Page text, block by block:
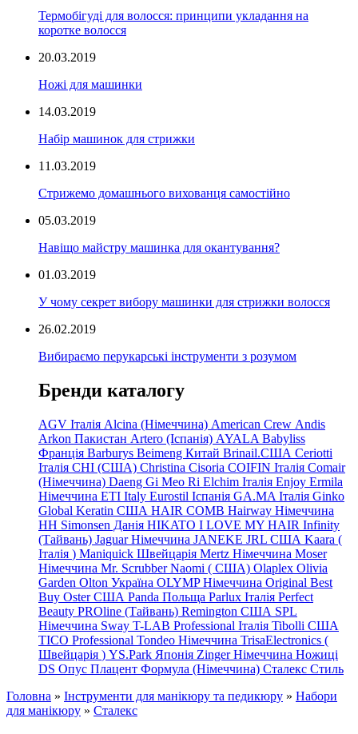
Термобігуді для волосся: принципи укладання на
коротке волосся
20.03.2019
Ножі для машинки
14.03.2019
Набір машинок для стрижки
11.03.2019
Стрижемо домашнього вихованця самостійно
05.03.2019
Навіщо майстру машинка для окантування?
01.03.2019
У чому секрет вибору машинки для стрижки волосся
26.02.2019
Вибираємо перукарські інструменти з розумом
Бренди каталогу
AGV Італія Alcina (Німеччина) American Crew Andis
Arkon Пакистан Artero (Іспанія) AYALA Babyliss
Франція Barburys Beimeng Китай Brinail.США Ceriotti
Італія CHI (США) Christina Cisoria COIFIN Італія Comair
(Німеччина) Daeng Gi Meo Ri Elchim Італія Enjoy Ermila
Німеччина ETI Italy Eurostil Іспанія GA.MA Італія Ginko
Global Keratin США HAIR COMB Hairway Німеччина
HH Simonsen Данія HIKATO I LOVE MY HAIR Infinity
(Тайвань) Jaguar Німеччина JANEKE JRL США Kaara (
Італія ) Maniquick Швейцарія Mertz Німеччина Moser
Німеччина Mr. Scrubber Naomi ( США) Olaplex Olivia
Garden Olton Україна OLYMP Німеччина Original Best
Buy Oster США Panda Польща Parlux Італія Perfect
Beauty PROline (Тайвань) Remington США SPL
Німеччина Sway T-LAB Professional Італія Tibolli США
TICO Professional Tondeo Німеччина TrisaElectronics (
Швейцарія ) YS.Park Японія Zinger Німеччина Ножиці
DS Опус Плацент Формула (Німеччина) Сталекс Стиль
Головна » Інструменти для манікюру та педикюру » Набори
для манікюру » Сталекс